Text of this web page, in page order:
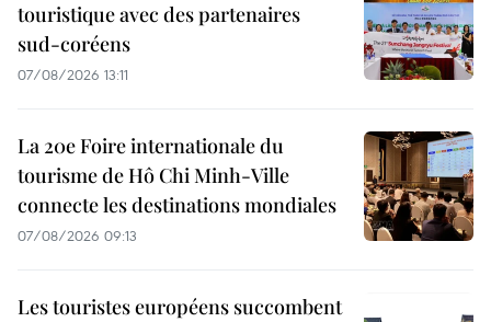
touristique avec des partenaires
sud-coréens
07/08/2026 13:11
La 20e Foire internationale du
tourisme de Hô Chi Minh-Ville
connecte les destinations mondiales
07/08/2026 09:13
Les touristes européens succombent